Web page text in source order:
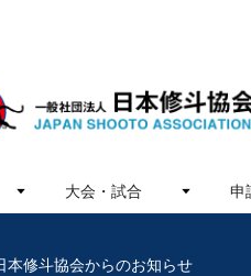
大会・試合 申
本修斗協会からのお知らせ